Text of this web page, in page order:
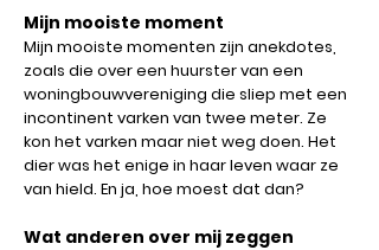
Mijn mooiste moment
Mijn mooiste momenten zijn anekdotes,
zoals die over een huurster van een
woningbouwvereniging die sliep met een
incontinent varken van twee meter. Ze
kon het varken maar niet weg doen. Het
dier was het enige in haar leven waar ze
van hield. En ja, hoe moest dat dan?
Wat anderen over mij zeggen